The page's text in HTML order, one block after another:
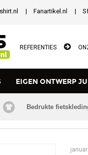
Fanartikel.nl
REFERENTIES
EIGEN ONTWERP
Bedrukte